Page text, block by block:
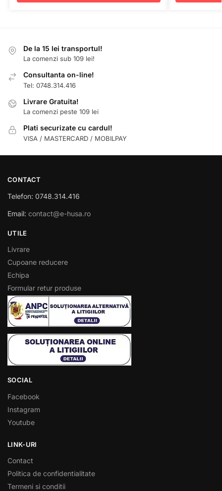
De la 15 lei transportul!
La comenzi sub 109 lei!
Consultanta on-line!
Tel: 0748.314.416
Livrare Gratuita!
La comenzi peste 109 lei
Plati securizate cu cardul!
VISA / MASTERCARD / MOBILPAY
CONTACT
Telefon: 0748.314.416
Email: contact@e-husa.ro
UTILE
Livrare
Cupoane reducere
Echipa
Formular retur produse
SOCIAL
Facebook
Instagram
Youtube
LINK-URI
Contact
Politica de confidentialitate
Termeni si conditii